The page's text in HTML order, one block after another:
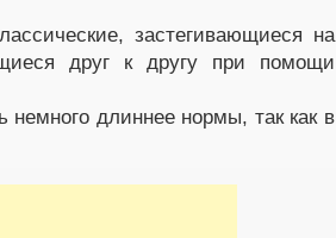
застегивающиеся на
друг к другу при помощи
длиннее нормы, так как в